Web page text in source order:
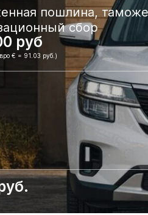
пошлина,
сбор
руб
€ = 91.03 руб.)